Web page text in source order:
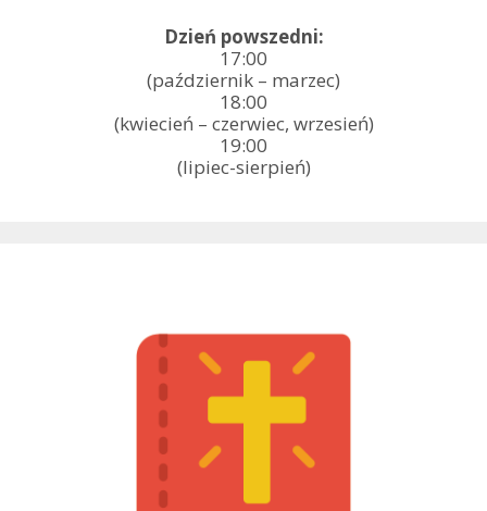
Dzień powszedni:
17:00
(październik – marzec)
18:00
(kwiecień – czerwiec, wrzesień)
19:00
(lipiec-sierpień)